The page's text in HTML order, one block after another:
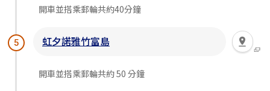
開車並搭乘郵輪共約40分鐘
5 虹夕諾雅竹富島
開車並搭乘郵輪共約 50 分鐘